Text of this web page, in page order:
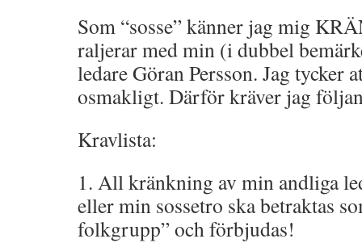
Som “sosse” känner jag mig
raljerar med min (i dubbel
ledare Göran Persson. Jag tycker
osmakligt. Därför kräver jag
Kravlista:
1. All kränkning av min andliga
eller min sossetro ska betraktas
folkgrupp” och förbjudas!